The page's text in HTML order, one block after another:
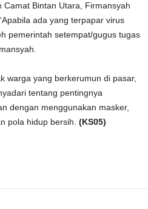
Bintan Utara, Firmansyah
ada yang terpapar virus
pemerintah setempat/gugus tugas
warga yang berkerumun di pasar,
tentang pentingnya
dengan menggunakan masker,
pola hidup bersih. (KS05)